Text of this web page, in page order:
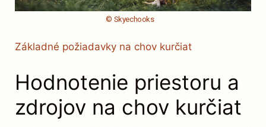
© Skyechooks
Základné požiadavky na chov kurčiat
Hodnotenie priestoru a
zdrojov na chov kurčiat